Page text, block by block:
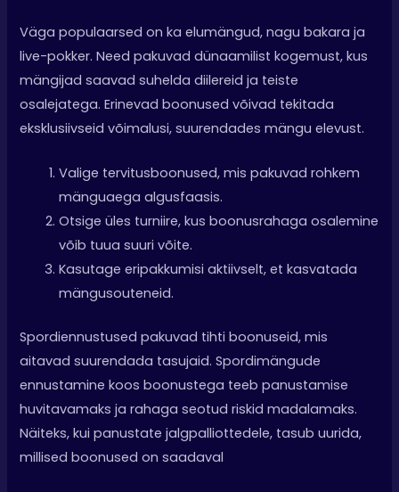
Väga populaarsed on ka elumängud, nagu bakara ja
live-pokker. Need pakuvad dünaamilist kogemust, kus
mängijad saavad suhelda diilereid ja teiste
osalejatega. Erinevad boonused võivad tekitada
eksklusiivseid võimalusi, suurendades mängu elevust.
Valige tervitusboonused, mis pakuvad rohkem
mänguaega algusfaasis.
Otsige üles turniire, kus boonusrahaga osalemine
võib tuua suuri võite.
Kasutage eripakkumisi aktiivselt, et kasvatada
mängusouteneid.
Spordiennustused pakuvad tihti boonuseid, mis
aitavad suurendada tasujaid. Spordimängude
ennustamine koos boonustega teeb panustamise
huvitavamaks ja rahaga seotud riskid madalamaks.
Näiteks, kui panustate jalgpalliottedele, tasub uurida,
millised boonused on saadaval